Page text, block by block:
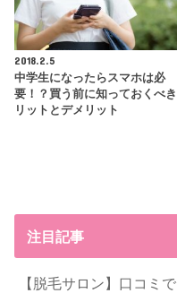
2018.2.5
中学生になったらスマホは必
要！？買う前に知っておくべ
リットとデメリット
注目記事
【脱毛サロン】口コミ